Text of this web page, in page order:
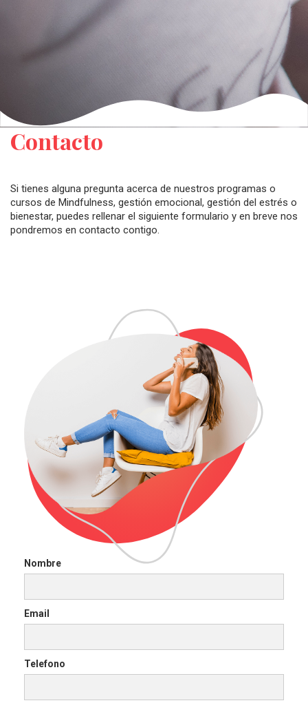
Contacto
Si tienes alguna pregunta acerca de nuestros programas o
cursos de Mindfulness, gestión emocional, gestión del estrés o
bienestar, puedes rellenar el siguiente formulario y en breve nos
pondremos en contacto contigo.
Nombre
Email
Telefono